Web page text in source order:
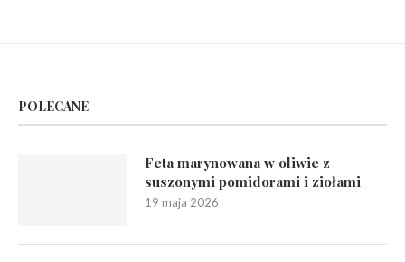
POLECANE
Feta marynowana w oliwie z
suszonymi pomidorami i ziołami
19 maja 2026